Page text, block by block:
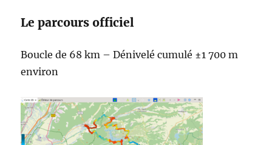
Le parcours officiel
Boucle de 68 km – Dénivelé cumulé ±1 700 m
environ